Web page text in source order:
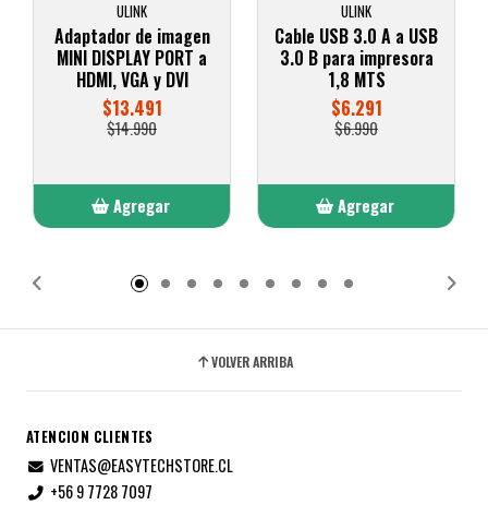
ULINK
Adaptador de imagen
MINI DISPLAY PORT a
HDMI, VGA y DVI
$13.491
$14.990
Agregar
ULINK
Cable USB 3.0 A a USB
3.0 B para impresora
1,8 MTS
$6.291
$6.990
Agregar
VOLVER ARRIBA
ATENCION CLIENTES
VENTAS@EASYTECHSTORE.CL
+56 9 7728 7097